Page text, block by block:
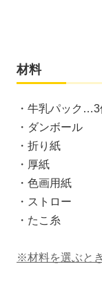
材料
・牛乳パック…3
・ダンボール
・折り紙
・厚紙
・色画用紙
・ストロー
・たこ糸
※材料を選ぶと